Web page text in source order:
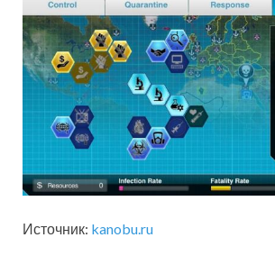
Источник: kanobu.ru